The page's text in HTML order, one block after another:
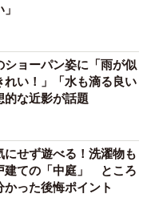
ショーパン姿に「雨が似
い！」「水も滴る良い
な近影が話題
にせず遊べる！洗濯物も
建ての「中庭」 ところ
った後悔ポイント